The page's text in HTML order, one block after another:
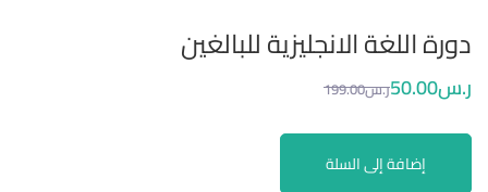
دورة اللغة الانجليزية للبالغين
ر.س 50.00 ر.س 199.00
إضافة إلى السلة